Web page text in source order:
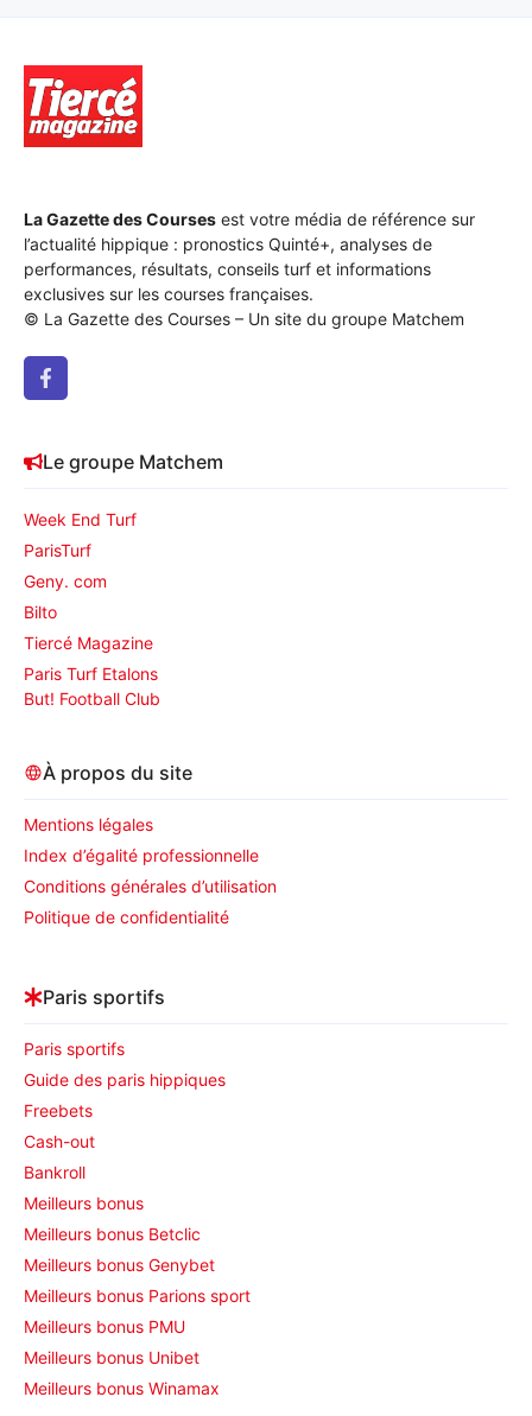
La Gazette des Courses est votre média de référence sur
l’actualité hippique : pronostics Quinté+, analyses de
performances, résultats, conseils turf et informations
exclusives sur les courses françaises.
© La Gazette des Courses – Un site du groupe Matchem
Le groupe Matchem
Week End Turf
ParisTurf
Geny. com
Bilto
Tiercé Magazine
Paris Turf Etalons
But! Football Club
À propos du site
Mentions légales
Index d’égalité professionnelle
Conditions générales d’utilisation
Politique de confidentialité
Paris sportifs
Paris sportifs
Guide des paris hippiques
Freebets
Cash-out
Bankroll
Meilleurs bonus
Meilleurs bonus Betclic
Meilleurs bonus Genybet
Meilleurs bonus Parions sport
Meilleurs bonus PMU
Meilleurs bonus Unibet
Meilleurs bonus Winamax